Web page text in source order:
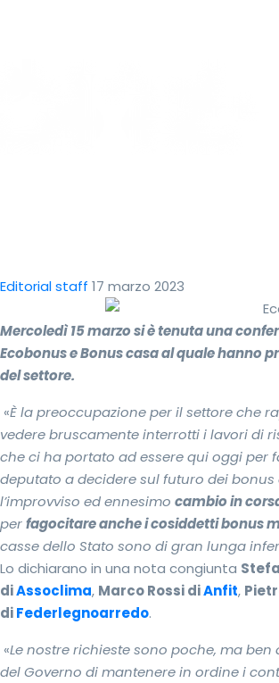
Editorial staff 17 marzo 2023
Mercoledì 15 marzo si è tenuta una
Ecobonus e Bonus casa al quale hanno
del settore.
«È la preoccupazione per il settore che
vedere bruscamente interrotti i lavori di
che ci ha portato ad essere qui oggi per
deputato a decidere sul futuro dei
l’improvviso ed ennesimo cambio in
perfagocitare anche i cosiddetti bonus
casse dello Stato sono di gran lunga
Lo dichiarano in una nota congiunta
diAssoclima, Marco Rossi diAnfit,
diFederlegnoarredo.
«Le nostre richieste sono poche, ma
del Governo di mantenere in ordine i